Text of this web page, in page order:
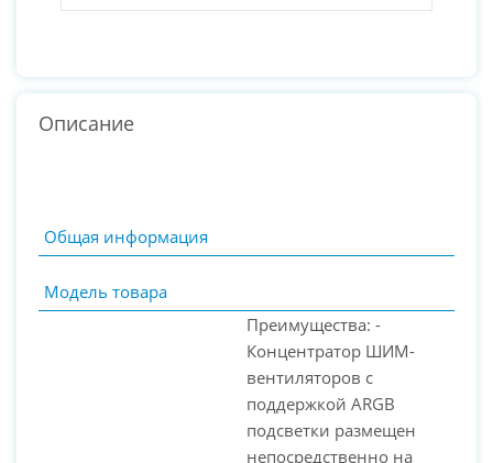
Описание
Общая информация
Модель товара
Преимущества: -
Концентратор ШИМ-
вентиляторов с
поддержкой ARGB
подсветки размещен
непосредственно на